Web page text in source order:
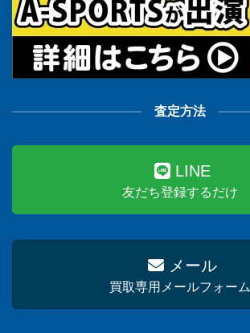
査定方法
LINE
友だち登録するだけ
メール
買取専用メールフォーム